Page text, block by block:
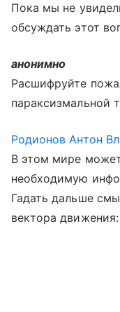
Пока мы не
обсуждать этот
анонимно
Расшифруйте
параксизмальной
Родионов Антон
В этом мире
необходимую
Гадать дальше
вектора